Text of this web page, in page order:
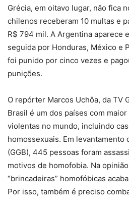
Grécia, em oitavo lugar, não fica
chilenos receberam 10 multas e
R$ 794 mil. A Argentina aparece
seguida por Honduras, México e
foi punido por cinco vezes e
punições.
O repórter Marcos Uchôa, da TV
Brasil é um dos países com
violentas no mundo, incluindo
homossexuais. Em levantamento
(GGB), 445 pessoas foram
motivos de homofobia. Na
“brincadeiras” homofóbicas
Por isso, também é preciso